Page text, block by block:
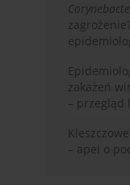
zakażeń
–
– apel o